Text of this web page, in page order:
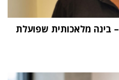
"העתיד הוא Physical AI – בינה מלאכותית שפועלת